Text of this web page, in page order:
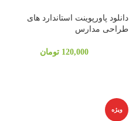
دانلود پاورپوینت استاندارد های
طراحی مدارس
120,000 تومان
ویژه